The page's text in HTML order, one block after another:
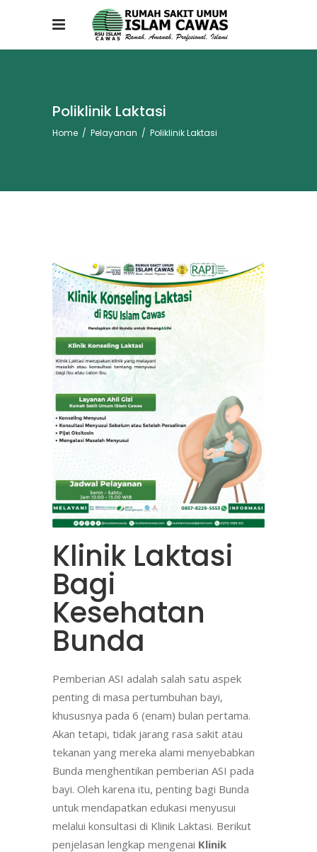
Poliklinik Laktasi
Home / Pelayanan / Poliklinik Laktasi
Klinik Laktasi
Bagi
Kesehatan
Bunda
Pemberian ASI adalah salah satu aspek
penting di masa pertumbuhan bayi,
khususnya pada 6 (enam) bulan pertama.
Akan tetapi, tidak jarang rasa sakit atau
tekanan yang mereka alami menyebabkan
Bunda menghentikan pemberian ASI pada
bayi. Oleh karena itu, penting bagi Bunda
untuk mendapatkan edukasi menyusui
melalui konsultasi di Klinik Laktasi. Berikut
penjelasan lengkap mengenai Klinik